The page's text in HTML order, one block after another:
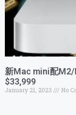
新Mac mini配M2/
$33,999
January 21, 2023 No